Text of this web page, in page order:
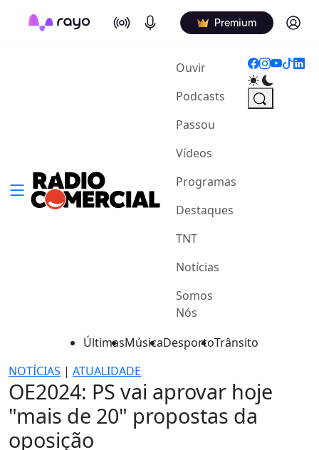
On Air Podcasts Premium Log in
Ouvir(current)
Podcasts
Passou
Vídeos
Programas
Destaques
TNT
Notícias
Somos
Nós
ÚltimasMúsicaDesportoTrânsito
NOTÍCIAS | ATUALIDADE
OE2024: PS vai aprovar hoje
"mais de 20" propostas da
oposição